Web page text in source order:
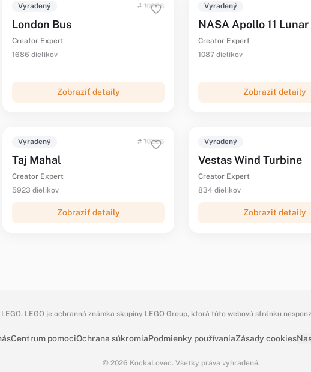
Vyradený # 10258
London Bus
Creator Expert
1686 dielikov
Zobraziť detaily
Vyradený
NASA Apollo 11
Creator Expert
1087 dielikov
Zobraziť detaily
Vyradený # 10256
Taj Mahal
Creator Expert
5923 dielikov
Zobraziť detaily
Vyradený
Vestas Wind Turbine
Creator Expert
834 dielikov
Zobraziť detaily
LEGO je ochranná známka skupiny LEGO Group, ktorá túto webovú stránku
Centrum pomociOchrana súkromiaPodmienky používaniaZásady cookies
© 2026 KockaLovec. Všetky práva vyhradené.